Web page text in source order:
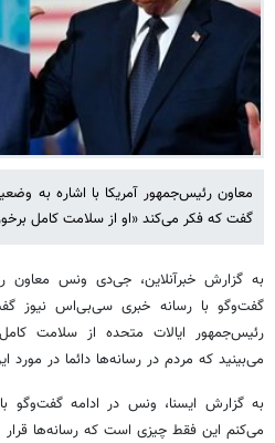
معاون رئیس‌جمهور آمریکا با اشاره به
گفت که فکر می‌کند «او از سلامت کامل
به گزارش خبرآنلاین، جی‌دی ونس معاون
گفت‌وگو با رسانه خبری سی‌بی‌اس نیوز
رئیس‌جمهور ایالات متحده از سلامت
می‌بینید که مردم در رسانه‌ها دائما در
به گزارش ایسنا، ونس در ادامه گفت‌وگو
می‌کنم این فقط چیزی است که رسانه‌ها